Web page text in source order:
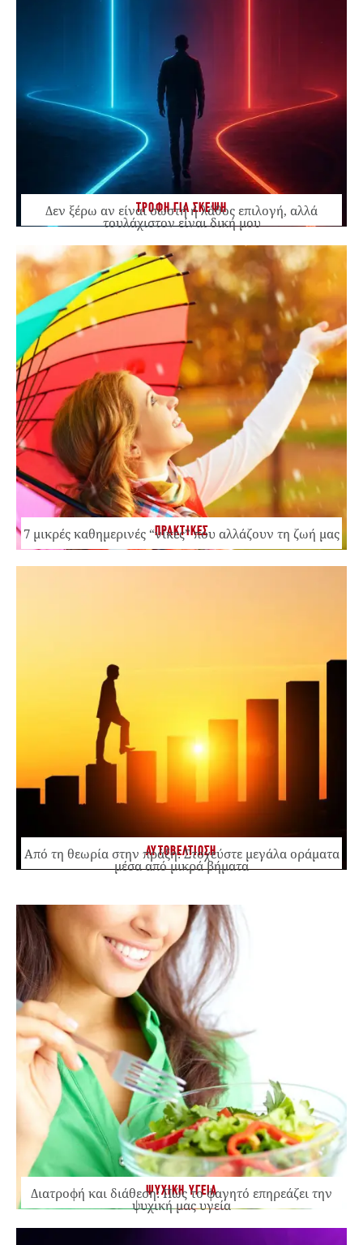
ΤΡΟΦΗ ΓΙΑ ΣΚΕΨΗ
Δεν ξέρω αν είναι σωστή ή λάθος επιλογή, αλλά
τουλάχιστον είναι δική μου
ΠΡΑΚΤΙΚΕΣ
7 μικρές καθημερινές “νίκες” που αλλάζουν τη ζωή μας
ΑΥΤΟΒΕΛΤΙΩΣΗ
Από τη θεωρία στην πράξη: Στοχεύστε μεγάλα οράματα
μέσα από μικρά βήματα
ΨΥΧΙΚΗ ΥΓΕΙΑ
Διατροφή και διάθεση: Πώς το φαγητό επηρεάζει την
ψυχική μας υγεία